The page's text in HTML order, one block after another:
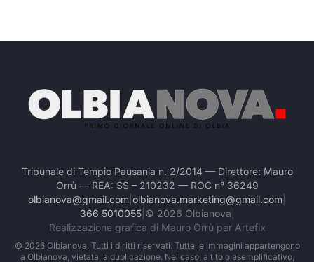
Tribunale di Tempio Pausania n. 2/2014 — Direttore: Mauro
Orrù — REA: SS – 210232 — ROC n° 36249
olbianova@gmail.com olbianova.marketing@gmail.com
366 5010055| © 2026 Olbianova
Realizzazione grafica di Mauro Orrù per Artefix
© 2026Olbianova. Tutti i diritti riservati. Tutte le immagini appartengono
a Olbianova, vietata la duplicazione. Nel caso, a titolo esemplificativo,